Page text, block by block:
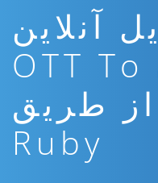
آنلاین
رایگان OTT To
PDFA از طریق
Ruby